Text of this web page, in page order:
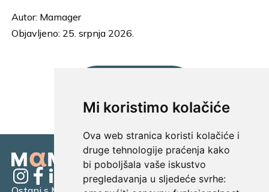
Mi koristimo kolačiće
Ova web stranica koristi kolačiće i
druge tehnologije praćenja kako
bi poboljšala vaše iskustvo
pregledavanja u sljedeće svrhe:
Autor: Mamager
Objavljeno: 25. srpnja 2026.